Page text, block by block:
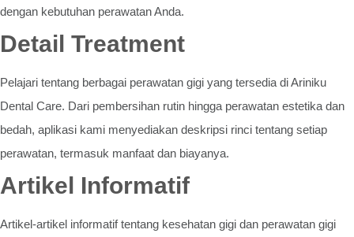
dengan kebutuhan perawatan Anda.
Detail Treatment
Pelajari tentang berbagai perawatan gigi yang tersedia di Ariniku
Dental Care. Dari pembersihan rutin hingga perawatan estetika dan
bedah, aplikasi kami menyediakan deskripsi rinci tentang setiap
perawatan, termasuk manfaat dan biayanya.
Artikel Informatif
Artikel-artikel informatif tentang kesehatan gigi dan perawatan gigi